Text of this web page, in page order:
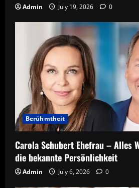
Admin July 19, 2026 0
Berühmtheit
Carola Schubert Ehefrau – Alles
die bekannte Persönlichkeit
Admin July 6, 2026 0